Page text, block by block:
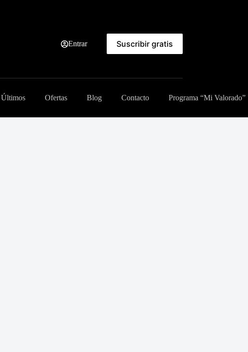
Entrar Suscribir gratis
Últimos Ofertas Blog Contacto Programa “Mi Valorado”